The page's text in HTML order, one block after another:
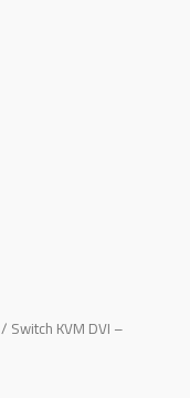
/ Switch KVM DVI –